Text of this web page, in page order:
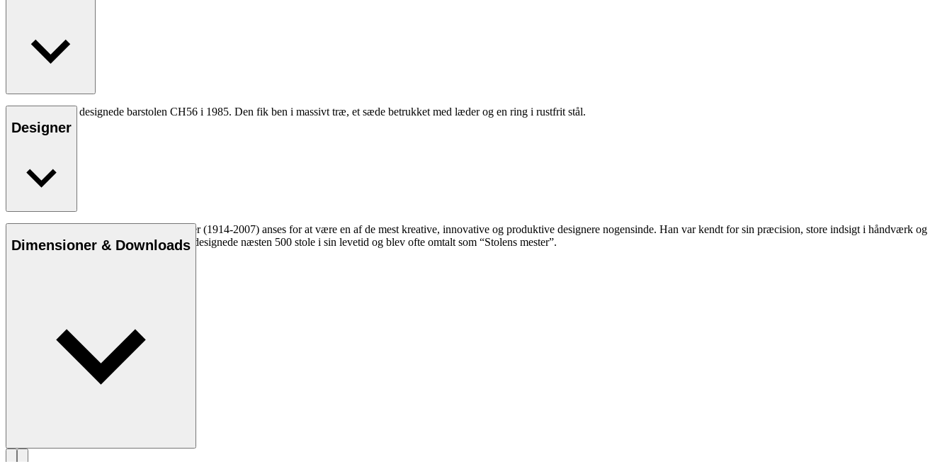
Hans J. Wegner designede barstolen CH56 i 1985. Den fik ben i massivt træ, et sæde betrukket med læder og en ring i rustfrit stål.
Læs mere
Designer
Den danske møbeldesigner Hans J. Wegner (1914-2007) anses for at være en af de mest kreative, innovative og produktive designere nogensinde. Han var kendt for sin præcision, store indsigt i håndværk og
kompromisløse tilgang til design. Wegner designede næsten 500 stole i sin levetid og blev ofte omtalt som “Stolens mester”.
Dimensioner & Downloads